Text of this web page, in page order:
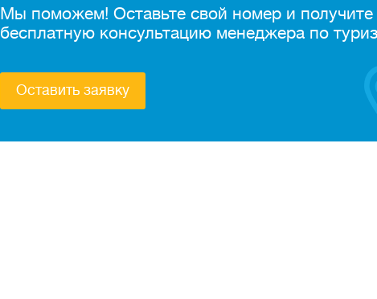
Мы поможем! Оставьте свой номер и получите
бесплатную консультацию менеджера по
Оставить заявку